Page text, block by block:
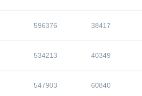
596376 38417
534213 40349
547903 60840